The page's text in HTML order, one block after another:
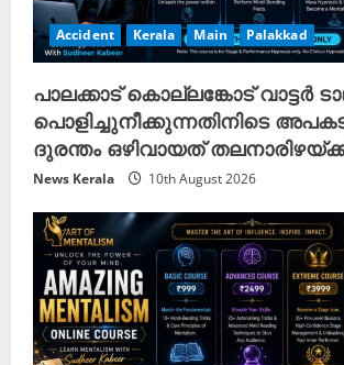
Accident Kerala Main Palakkad
പാലക്കാട് കൊല്ലങ്കോട് വാട്ടർ
പൊളിച്ചുനീക്കുന്നതിനിടെ
ദുരന്തം ഒഴിവായത്
News Kerala 10th August 2026